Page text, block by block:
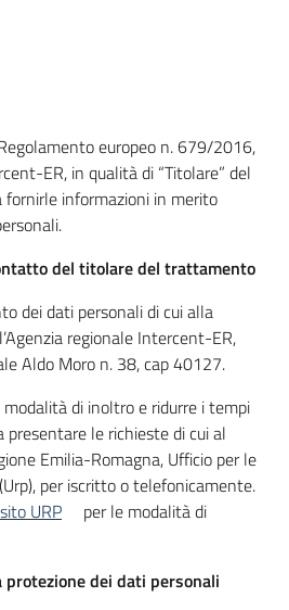
europeo n. 679/2016,
ER, in qualità di “Titolare” del
informazioni in merito
del titolare del trattamento
dei dati personali di cui alla
regionale Intercent-ER,
Aldo Moro n. 38, cap 40127.
di inoltro e ridurre i tempi
le richieste di cui al
Emilia-Romagna, Ufficio per le
per iscritto o telefonicamente.
sito URP
per le modalità di
protezione dei dati personali